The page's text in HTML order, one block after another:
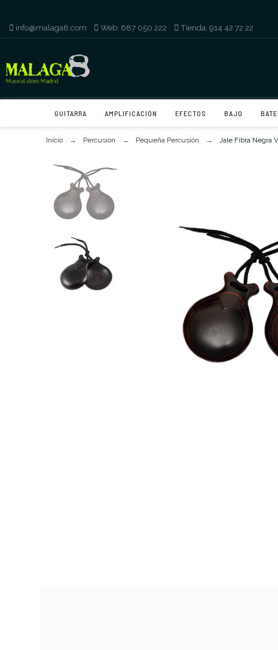
info@malaga8.com Web: 687 050 222 Tienda: 914 42 72 22
GUITARRA AMPLIFICACIÓN EFECTOS BAJO
Inicio Percusión Pequeña Percusión Jale Fibra Negra